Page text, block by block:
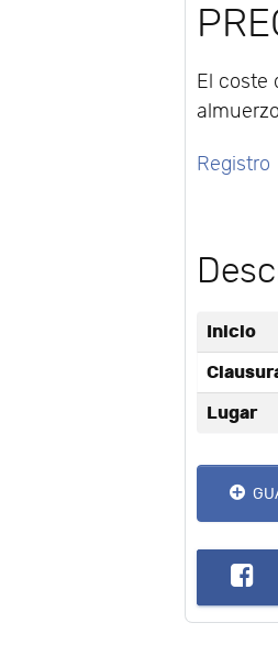
El coste
Registro
Inicio
Lugar